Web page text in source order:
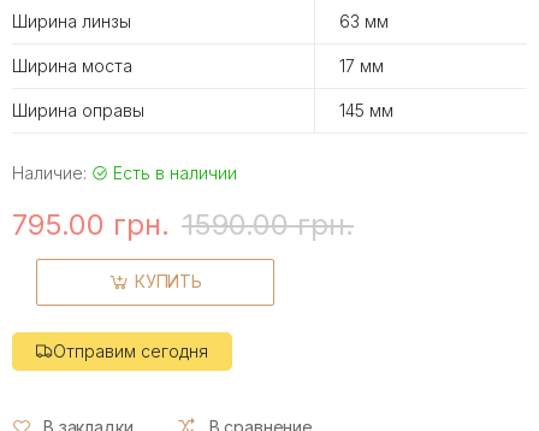
Ширина линзы 63 мм
Ширина моста 17 мм
Ширина оправы 145 мм
Наличие: Есть в наличии
795.00 грн. 1590.00 грн.
КУПИТЬ
Отправим сегодня